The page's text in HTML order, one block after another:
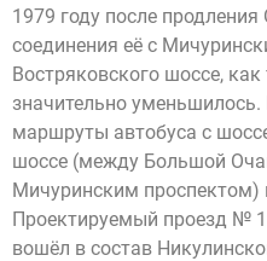
1979 году после
соединения её с
Востряковского шоссе,
значительно уменьшилось.
маршруты автобуса с
шоссе (между Большой
Мичуринским проспектом)
Проектируемый проезд №
вошёл в состав